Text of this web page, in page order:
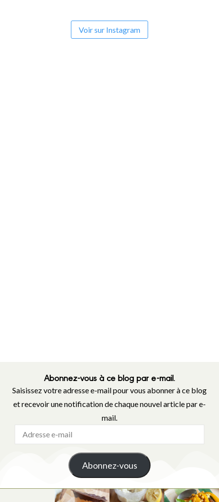
Voir sur Instagram
Abonnez-vous à ce blog par e-mail.
Saisissez votre adresse e-mail pour vous abonner à ce blog
et recevoir une notification de chaque nouvel article par e-
mail.
Abonnez-vous